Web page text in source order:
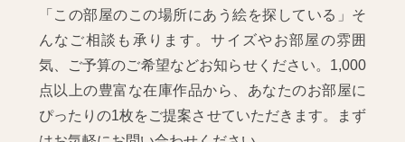
「この部屋のこの場所にあう絵を探している」そ
んなご相談も承ります。サイズやお部屋の雰囲
気、ご予算のご希望などお知らせください。1,000
点以上の豊富な在庫作品から、あなたのお部屋に
ぴったりの1枚をご提案させていただきます。まず